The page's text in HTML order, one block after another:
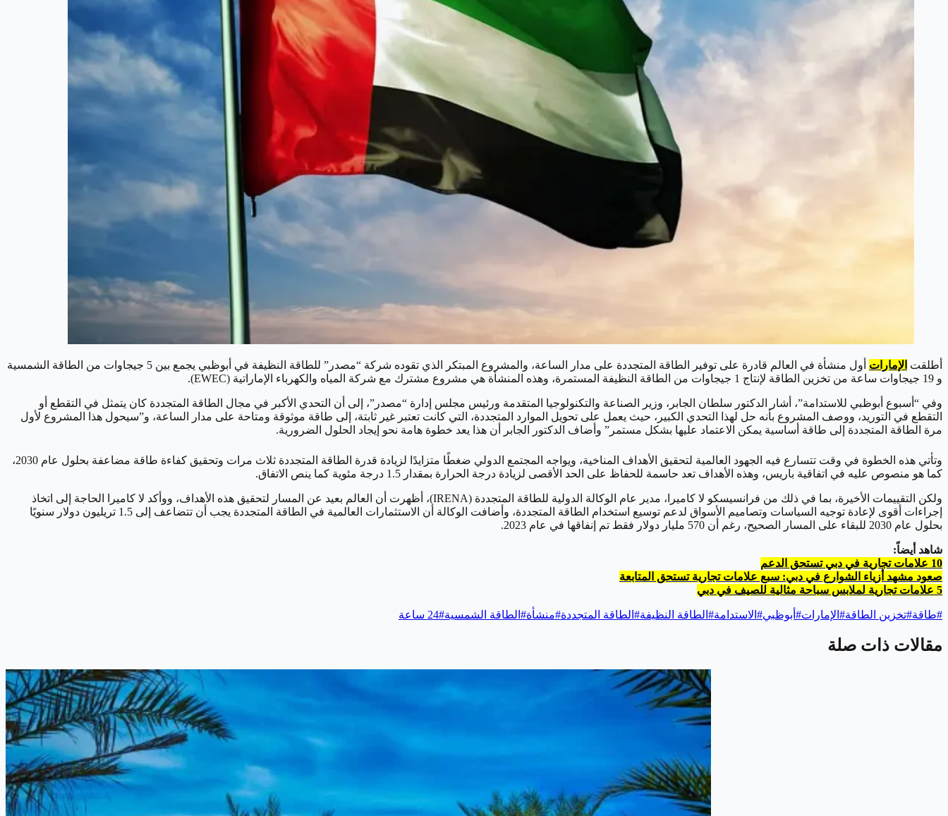
أطلقت الإمارات
أول منشأة في العالم قادرة على توفير الطاقة المتجددة على مدار الساعة، والمشروع المبتكر الذي تقوده شركة “مصدر” للطاقة النظيفة في أبوظبي يجمع بين 5 جيجاوات من الطاقة الشمسية
و 19 جيجاوات ساعة من تخزين الطاقة لإنتاج 1 جيجاوات من الطاقة النظيفة المستمرة، وهذه المنشأة هي مشروع مشترك مع شركة المياه والكهرباء الإماراتية (EWEC).
وفي “أسبوع أبوظبي للاستدامة”، أشار الدكتور سلطان الجابر، وزير الصناعة والتكنولوجيا المتقدمة ورئيس مجلس إدارة “مصدر”، إلى أن التحدي الأكبر في مجال الطاقة المتجددة كان يتمثل في التقطع أو
التقطع في التوريد، ووصف المشروع بأنه حل لهذا التحدي الكبير، حيث يعمل على تحويل الموارد المتجددة، التي كانت تعتبر غير ثابتة، إلى طاقة موثوقة ومتاحة على مدار الساعة، و”سيحول هذا المشروع لأول
مرة الطاقة المتجددة إلى طاقة أساسية يمكن الاعتماد عليها بشكل مستمر” وأضاف الدكتور الجابر أن هذا يعد خطوة هامة نحو إيجاد الحلول الضرورية.
وتأتي هذه الخطوة في وقت تتسارع فيه الجهود العالمية لتحقيق الأهداف المناخية، ويواجه المجتمع الدولي ضغطًا متزايدًا لزيادة قدرة الطاقة المتجددة ثلاث مرات وتحقيق كفاءة طاقة مضاعفة بحلول عام 2030،
كما هو منصوص عليه في اتفاقية باريس، وهذه الأهداف تعد حاسمة للحفاظ على الحد الأقصى لزيادة درجة الحرارة بمقدار 1.5 درجة مئوية كما ينص الاتفاق.
ولكن التقييمات الأخيرة، بما في ذلك من فرانسيسكو لا كاميرا، مدير عام الوكالة الدولية للطاقة المتجددة (IRENA)، أظهرت أن العالم بعيد عن المسار لتحقيق هذه الأهداف، ووأكد لا كاميرا الحاجة إلى اتخاذ
إجراءات أقوى لإعادة توجيه السياسات وتصاميم الأسواق لدعم توسيع استخدام الطاقة المتجددة، وأضافت الوكالة أن الاستثمارات العالمية في الطاقة المتجددة يجب أن تتضاعف إلى 1.5 تريليون دولار سنويًا
بحلول عام 2030 للبقاء على المسار الصحيح، رغم أن 570 مليار دولار فقط تم إنفاقها في عام 2023.
شاهد أيضاً:
10 علامات تجارية في دبي تستحق الدعم
صعود مشهد أزياء الشوارع في دبي: سبع علامات تجارية تستحق المتابعة
5 علامات تجارية لملابس سباحة مثالية للصيف في دبي
#طاقة#تخزين الطاقة# الإمارات# أبوظبي# الاستدامة# الطاقة النظيفة# الطاقة المتجددة#منشأة# الطاقة الشمسية#24 ساعة
مقالات ذات صلة